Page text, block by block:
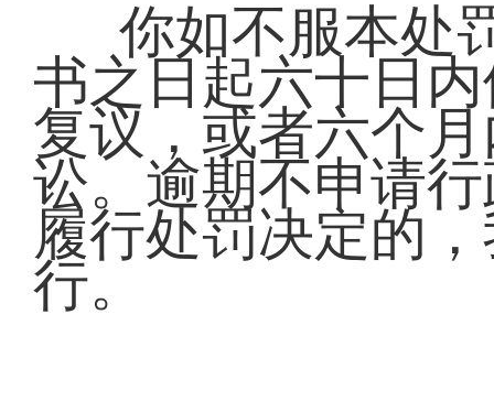
你如不服本处
书之日起六十日
复议，或者六个
讼。逾期不申请
履行处罚决定的
行。